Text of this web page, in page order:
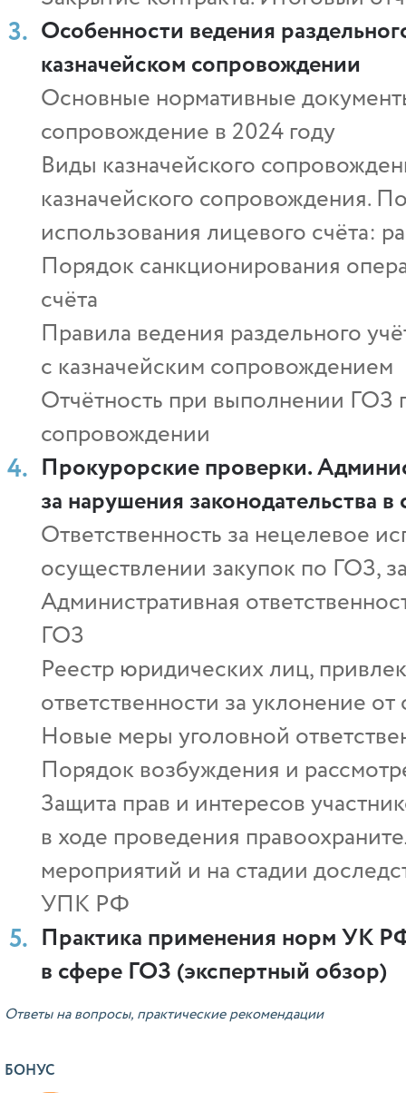
Особенности ведения
казначейском сопровождении
Основные нормативные
сопровождение в 2024 году
Виды казначейского
казначейского сопровождения.
использования лицевого счёта:
Порядок санкционирования
счёта
Правила ведения раздельного
с казначейским сопровождением
Отчётность при выполнении ГОЗ
сопровождении
Прокурорские проверки.
за нарушения законодательства
Ответственность за нецелевое
осуществлении закупок по ГОЗ,
Административная
ГОЗ
Реестр юридических лиц,
ответственности за уклонение
Новые меры уголовной
Порядок возбуждения и
Защита прав и интересов
в ходе проведения
мероприятий и на стадии
УПК РФ
Практика применения норм УК
в сфере ГОЗ (экспертный обзор)
Ответы на вопросы, практические рекомендации
БОНУС